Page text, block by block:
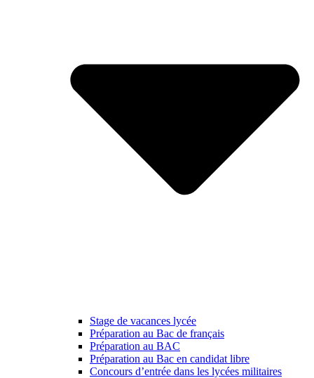
Stage de vacances lycée
Préparation au Bac de français
Préparation au BAC
Préparation au Bac en candidat libre
Concours d’entrée dans les lycées militaires